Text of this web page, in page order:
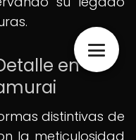
en
distintivas de
la meticulosidad